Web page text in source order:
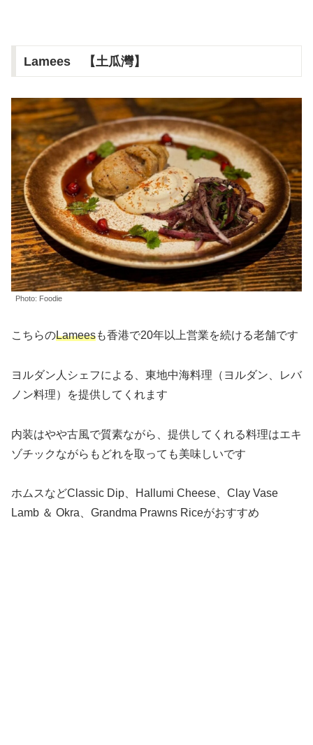
Lamees 【土瓜灣】
Photo: Foodie
こちらのLameesも香港で20年以上営業を続ける老舗です
ヨルダン人シェフによる、東地中海料理（ヨルダン、レバ
ノン料理）を提供してくれます
内装はやや古風で質素ながら、提供してくれる料理はエキ
ゾチックながらもどれを取っても美味しいです
ホムスなどClassic Dip、Hallumi Cheese、Clay Vase
Lamb ＆ Okra、Grandma Prawns Riceがおすすめ